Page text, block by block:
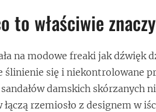
to właściwie
na modowe freaki jak dźwięk
ślinienie się i niekontrolowane
damskich skórzanych
łączą rzemiosło z designem w